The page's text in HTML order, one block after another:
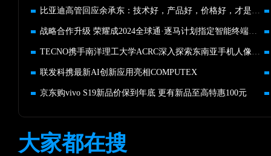
比亚迪高管回应余承东：技术好，产品好，价格好，才是好价值
战略合作升级 荣耀成2024全球通·逐马计划指定智能终端合作伙伴
TECNO携手南洋理工大学ACRC深入探索东南亚手机人像摄影美学标准
联发科携最新AI创新应用亮相COMPUTEX
京东购vivo S19新品价保到年底 更有新品至高特惠100元
大家都在搜